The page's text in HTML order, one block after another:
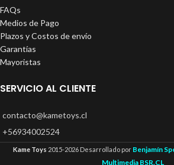
FAQs
Medios de Pago
Plazos y Costos de envío
Garantías
Mayoristas
SERVICIO AL CLIENTE
contacto@kametoys.cl
+56934002524
Kame Toys 2015-2026 Desarrollado porBenjamín
Multimedia BSR.CL